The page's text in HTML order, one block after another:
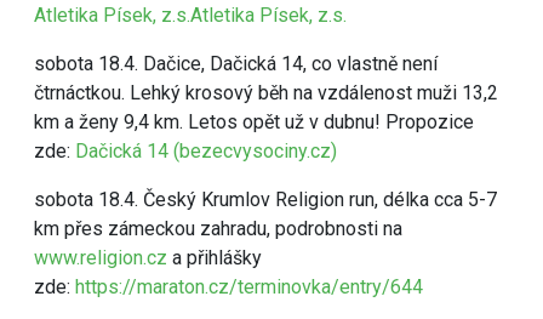
Atletika Písek, z.s.Atletika Písek, z.s.
sobota 18.4. Dačice, Dačická 14, co vlastně není
čtrnáctkou. Lehký krosový běh na vzdálenost muži 13,2
km a ženy 9,4 km. Letos opět už v dubnu! Propozice
zde: Dačická 14 (bezecvysociny.cz)
sobota 18.4. Český Krumlov Religion run, délka cca 5-7
km přes zámeckou zahradu, podrobnosti na
www.religion.cz a přihlášky
zde: https://maraton.cz/terminovka/entry/644